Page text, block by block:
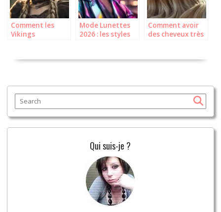
Comment les
Vikings
Mode Lunettes
2026 : les styles
Comment avoir
des cheveux très
astuces
Qui suis-je ?